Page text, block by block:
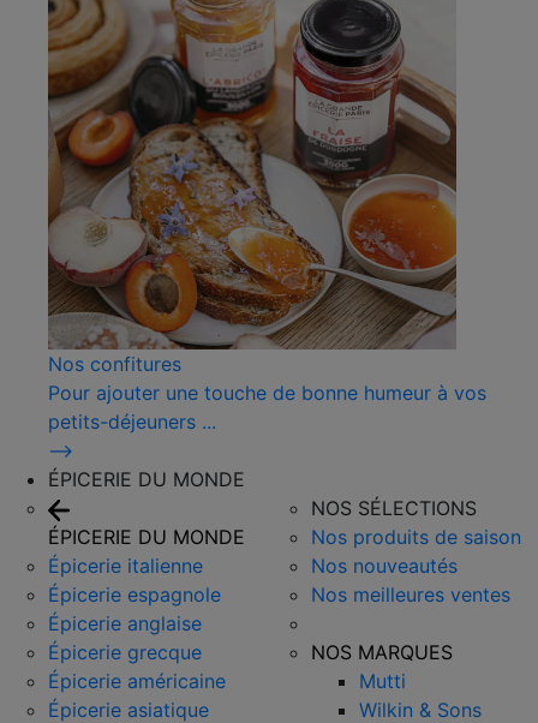
Nos confitures
Pour ajouter une touche de bonne humeur à vos
petits-déjeuners ...
⟶
ÉPICERIE DU MONDE
ÉPICERIE DU MONDE
Épicerie italienne
Épicerie espagnole
Épicerie anglaise
Épicerie grecque
Épicerie américaine
Épicerie asiatique
NOS SÉLECTIONS
Nos produits de saison
Nos nouveautés
Nos meilleures ventes
NOS MARQUES
Mutti
Wilkin & Sons